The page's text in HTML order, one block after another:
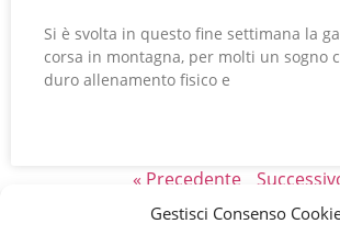
Gestisci Consenso
Si è svolta in questo fine settimana la
corsa in montagna, per molti un sogno
duro allenamento fisico e
« Precedente